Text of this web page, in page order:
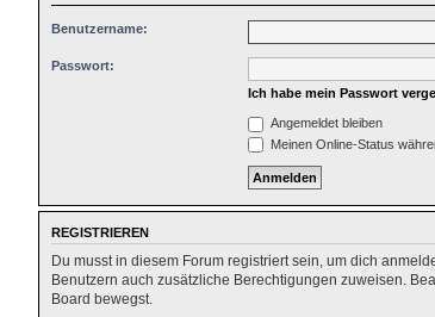
Benutzername:
Passwort:
Ich habe mein Passwort
Angemeldet bleiben
Meinen Online-Status
REGISTRIEREN
Du musst in diesem Forum registriert sein, um dich
Benutzern auch zusätzliche Berechtigungen zuweisen.
Board bewegst.